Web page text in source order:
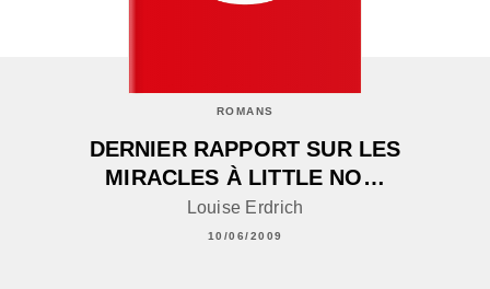
ROMANS
DERNIER RAPPORT SUR LES
MIRACLES À LITTLE NO…
Louise Erdrich
10/06/2009